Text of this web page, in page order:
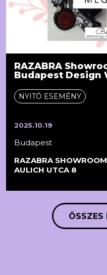
RAZABRA
Budapest Design
NYITÓ ESEMÉNY
2025.10.19
Budapest
RAZABRA
AULICH UTCA 8
ÖSSZES